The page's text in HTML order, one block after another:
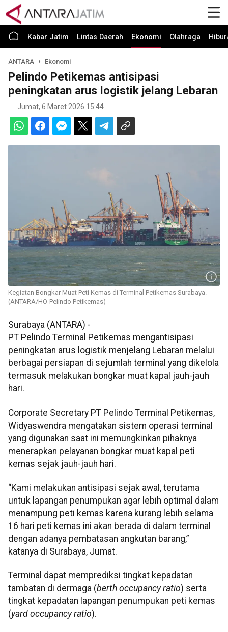
Kabar Jatim Lintas Daerah Ekonomi Olahraga
ANTARA Ekonomi
Pelindo Petikemas antisipasi
peningkatan arus logistik jelang Lebaran
Jumat, 6 Maret 2026 15:44
Kegiatan Bongkar Muat Peti Kemas di Terminal Petikemas Surabaya.
(ANTARA/HO-Pelindo Petikemas)
Surabaya (ANTARA) -
PT Pelindo Terminal Petikemas mengantisipasi
peningkatan arus logistik menjelang Lebaran melalui
berbagai persiapan di sejumlah terminal yang dikelola
termasuk melakukan bongkar muat kapal jauh-jauh
hari.
Corporate Secretary PT Pelindo Terminal Petikemas,
Widyaswendra mengatakan sistem operasi terminal
yang digunakan saat ini memungkinkan pihaknya
menerapkan pelayanan bongkar muat kapal peti
kemas sejak jauh-jauh hari.
“Kami melakukan antisipasi sejak awal, terutama
untuk lapangan penumpukan agar lebih optimal dalam
menampung peti kemas karena kurang lebih selama
16 hari peti kemas ini akan berada di dalam terminal
dengan adanya pembatasan angkutan barang,”
katanya di Surabaya, Jumat.
Terminal dapat memprediksi tingkat kepadatan
tambatan di dermaga (berth occupancy ratio) serta
tingkat kepadatan lapangan penumpukan peti kemas
(yard occupancy ratio).